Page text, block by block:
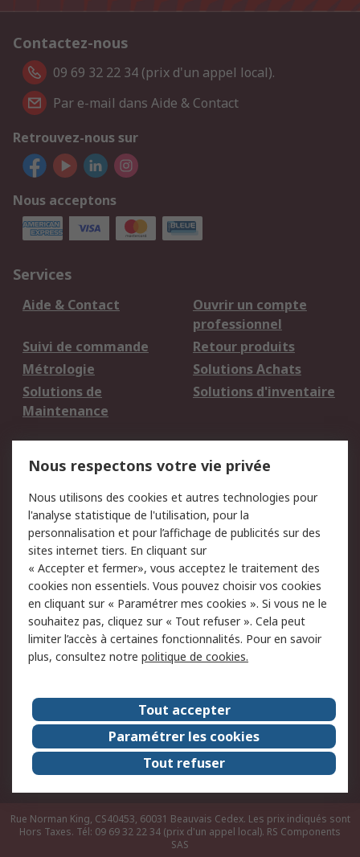
Contactez-nous
09 69 32 22 34 (prix d'un appel local).
Par e-mail dans Aide & Contact
Retrouvez-nous sur
Nous acceptons
Services
Aide & Contact
Ouvrir un compte
professionnel
Suivi de commande
Retour produits
Métrologie
Solutions Achats
Solutions de
Maintenance
Solutions d'inventaire
du site
Politique de protection
des données - Mise à
jour
Sécurité des E-mails
Conditions générales
de vente
Politique anti-
corruption
Campagnes marketing
A propos de RS
A propos de RS France
Evénements
Le groupe RS Group Plc
Presse
RS dans le monde
Démarche RSE
Nous rejoindre
RS Particuliers
Rue Norman King, CS40453, 60031 Beauvais Cedex. Les prix indiqués sont
Hors Taxes. Tél: 09 69 32 22 34 (prix d'un appel local). RS Components
SAS
Nous respectons votre vie privée
Nous utilisons des cookies et autres technologies pour
l'analyse statistique de l'utilisation, pour la
personnalisation et pour l’affichage de publicités sur des
sites internet tiers. En cliquant sur
« Accepter et fermer», vous acceptez le traitement des
cookies non essentiels. Vous pouvez choisir vos cookies
en cliquant sur « Paramétrer mes cookies ». Si vous ne le
souhaitez pas, cliquez sur « Tout refuser ». Cela peut
limiter l’accès à certaines fonctionnalités. Pour en savoir
plus, consultez notre politique de cookies.
Tout accepter
Paramétrer les cookies
Tout refuser